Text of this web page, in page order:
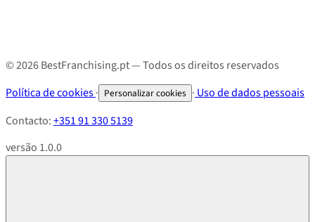
© 2026 BestFranchising.pt — Todos os direitos reservados
Política de cookies· Personalizar cookies · Uso de dados pessoais
Contacto:+351 91 330 5139
versão 1.0.0